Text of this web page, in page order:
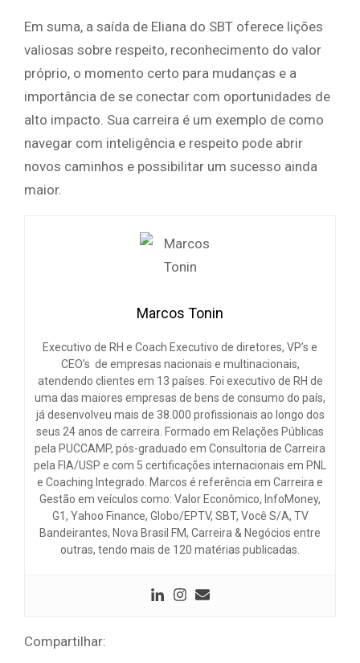
Em suma, a saída de Eliana do SBT oferece lições
valiosas sobre respeito, reconhecimento do valor
próprio, o momento certo para mudanças e a
importância de se conectar com oportunidades de
alto impacto. Sua carreira é um exemplo de como
navegar com inteligência e respeito pode abrir
novos caminhos e possibilitar um sucesso ainda
maior.
Marcos Tonin
Executivo de RH e Coach Executivo de diretores, VP’s e
CEO’s de empresas nacionais e multinacionais,
atendendo clientes em 13 países. Foi executivo de RH de
uma das maiores empresas de bens de consumo do país,
já desenvolveu mais de 38.000 profissionais ao longo dos
seus 24 anos de carreira. Formado em Relações Públicas
pela PUCCAMP, pós-graduado em Consultoria de Carreira
pela FIA/USP e com 5 certificações internacionais em PNL
e Coaching Integrado. Marcos é referência em Carreira e
Gestão em veículos como: Valor Econômico, InfoMoney,
G1, Yahoo Finance, Globo/EPTV, SBT, Você S/A, TV
Bandeirantes, Nova Brasil FM, Carreira & Negócios entre
outras, tendo mais de 120 matérias publicadas.
Compartilhar: